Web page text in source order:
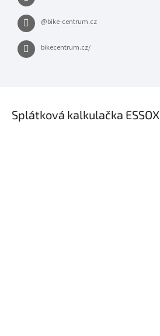
@bike-centrum.cz
bikecentrum.cz/
Splátková kalkulačka ESSOX